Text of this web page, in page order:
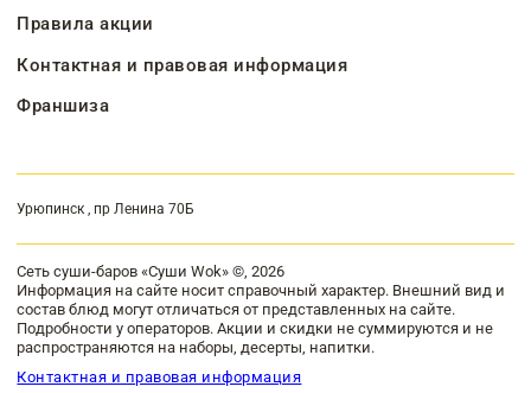
Правила акции
Контактная и правовая информация
Франшиза
Урюпинск , пр Ленина 70Б
Сеть суши-баров «Суши Wok» ©, 2026
Информация на сайте носит справочный характер. Внешний вид и
состав блюд могут отличаться от представленных на сайте.
Подробности у операторов. Акции и скидки не суммируются и не
распространяются на наборы, десерты, напитки.
Контактная и правовая информация